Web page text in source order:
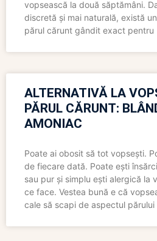
vopsească la două săptămâni.
discretă și mai naturală, există
părul cărunt gândit exact pentru
ALTERNATIVĂ LA
PĂRUL CĂRUNT:
AMONIAC
Poate ai obosit să tot vopsești.
de fiecare dată. Poate ești
sau pur și simplu ești alergică la
ce face. Vestea bună e că
cale să scapi de aspectul părului